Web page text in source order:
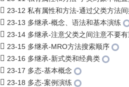
23-12 私有属性和方法-通过父类方法
23-13 多继承-概念、语法和基本演练
23-14 多继承-注意父类之间注意不要
23-15 多继承-MRO方法搜索顺序
23-16 多继承-新式类和经典类
23-17 多态-基本概念
23-18 多态-案例演练